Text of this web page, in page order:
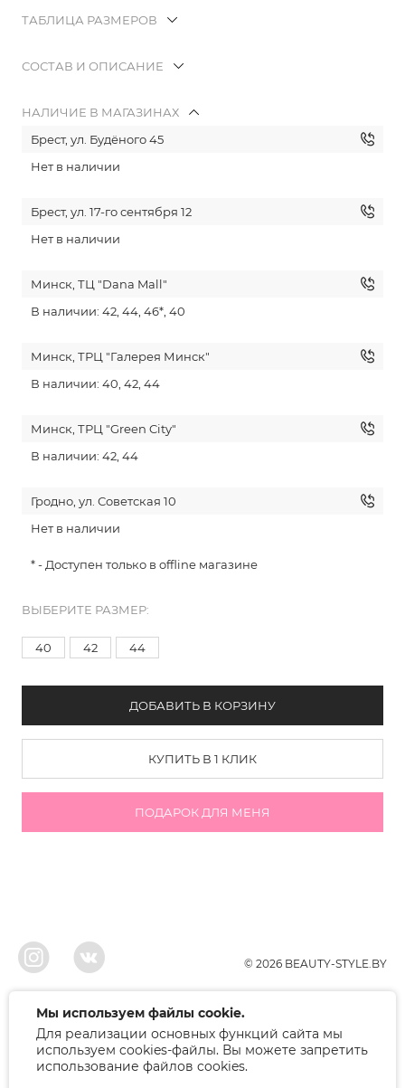
ТАБЛИЦА РАЗМЕРОВ
СОСТАВ И ОПИСАНИЕ
НАЛИЧИЕ В МАГАЗИНАХ
Брест, ул. Будёного 45
Нет в наличии
Брест, ул. 17-го сентября 12
Нет в наличии
Минск, ТЦ "Dana Mall"
В наличии: 42, 44, 46*, 40
Минск, ТРЦ "Галерея Минск"
В наличии: 40, 42, 44
Минск, ТРЦ "Green City"
В наличии: 42, 44
Гродно, ул. Советская 10
Нет в наличии
* - Доступен только в offline магазине
ВЫБЕРИТЕ РАЗМЕР:
40 42 44
ДОБАВИТЬ В КОРЗИНУ
КУПИТЬ В 1 КЛИК
ПОДАРОК ДЛЯ МЕНЯ
© 2026 BEAUTY-STYLE.BY
ООО"БЬЮТИ", УНП 291022671, Свидельство о регистрации 05.10.2010
Брестским районым исполнительным комитетом. Регистрация в торговом
реестре 12.01.2018, номер 402445.
Беларусь, Брест, ул. Лейтенанта Рябцева 75
Режим работы: 9.00-17.00. Контакт: +375 (33) 379-10-80
Мы используем файлы cookie.
Для реализации основных функций сайта мы
используем cookies-файлы. Вы можете запретить
использование файлов cookies.